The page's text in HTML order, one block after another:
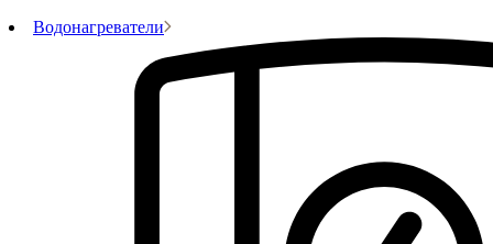
Водонагреватели